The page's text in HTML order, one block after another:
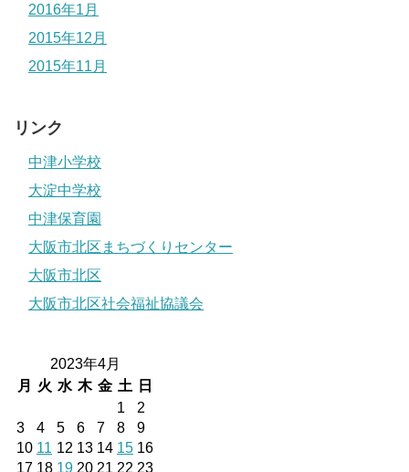
2016年1月
2015年12月
2015年11月
リンク
中津小学校
大淀中学校
中津保育園
大阪市北区まちづくりセンター
大阪市北区
大阪市北区社会福祉協議会
2023年4月
月
火 水 木 金 土
日
1
2
3
4 5 6 7 8
9
10 11 12 13 14 15 16
17 18 19 20 21 22 23